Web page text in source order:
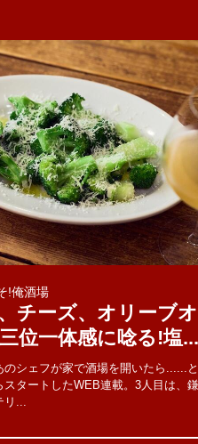
!俺酒場
チーズ、オリーブ
位一体感に唸る!塩...
のシェフが家で酒場を開いたら......
スタートしたWEB連載。3人目は、
リ...